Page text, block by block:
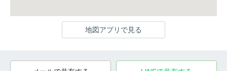
地図アプリで見る